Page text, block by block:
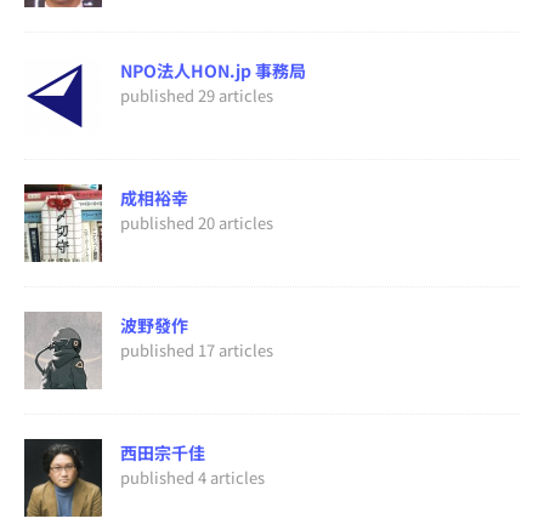
NPO法人HON.jp 事務局
published 29 articles
成相裕幸
published 20 articles
波野發作
published 17 articles
西田宗千佳
published 4 articles